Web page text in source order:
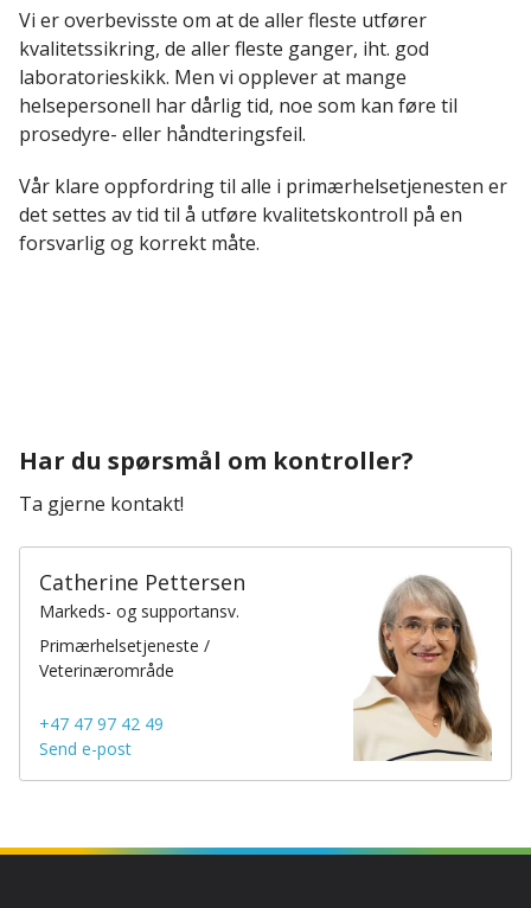
Vi er overbevisste om at de aller fleste utfører
kvalitetssikring, de aller fleste ganger, iht. god
laboratorieskikk. Men vi opplever at mange
helsepersonell har dårlig tid, noe som kan føre til
prosedyre- eller håndteringsfeil.
Vår klare oppfordring til alle i primærhelsetjenesten er
det settes av tid til å utføre kvalitetskontroll på en
forsvarlig og korrekt måte.
Har du spørsmål om kontroller?
Ta gjerne kontakt!
Catherine Pettersen
Markeds- og supportansv.
Primærhelsetjeneste /
Veterinærområde
+47 47 97 42 49
Send e-post